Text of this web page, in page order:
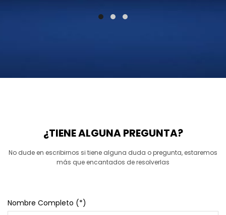
¿TIENE ALGUNA PREGUNTA?
No dude en escribirnos si tiene alguna duda o pregunta, estaremos
más que encantados de resolverlas
Nombre Completo (*)